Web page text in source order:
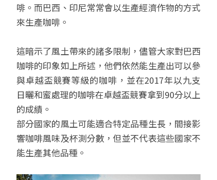
啡。而巴西、印尼常常會以生產經濟作物的方式
來生產咖啡。
這暗示了風土帶來的諸多限制，儘管大家對巴西
咖啡的印象如上所述，他們依然能生產出可以參
與卓越盃競賽等級的咖啡，並在2017年以九支
日曬和蜜處理的咖啡在卓越盃競賽拿到90分以上
的成績。
部分國家的風土可能適合特定品種生長，間接影
響咖啡風味及杯測分數，但並不代表這些國家不
能生產其他品種。